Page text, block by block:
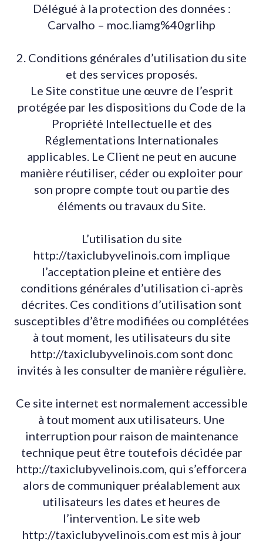
Délégué à la protection des données :
Carvalho – moc.liamg%40grlihp
2. Conditions générales d’utilisation du site
et des services proposés.
Le Site constitue une œuvre de l’esprit
protégée par les dispositions du Code de la
Propriété Intellectuelle et des
Réglementations Internationales
applicables. Le Client ne peut en aucune
manière réutiliser, céder ou exploiter pour
son propre compte tout ou partie des
éléments ou travaux du Site.
L’utilisation du site
http://taxiclubyvelinois.com implique
l’acceptation pleine et entière des
conditions générales d’utilisation ci-après
décrites. Ces conditions d’utilisation sont
susceptibles d’être modifiées ou complétées
à tout moment, les utilisateurs du site
http://taxiclubyvelinois.com sont donc
invités à les consulter de manière régulière.
Ce site internet est normalement accessible
à tout moment aux utilisateurs. Une
interruption pour raison de maintenance
technique peut être toutefois décidée par
http://taxiclubyvelinois.com, qui s’efforcera
alors de communiquer préalablement aux
utilisateurs les dates et heures de
l’intervention. Le site web
http://taxiclubyvelinois.com est mis à jour